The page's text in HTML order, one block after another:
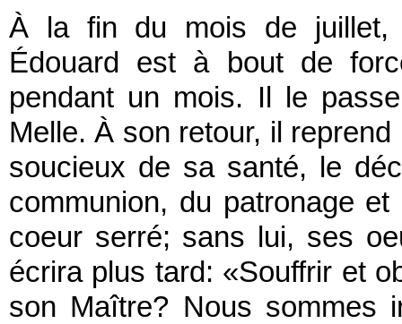
À la fin du mois de juillet,
Édouard est à bout de
pendant un mois. Il le
Melle. À son retour, il
soucieux de sa santé, le
communion, du patronage
coeur serré; sans lui, ses
écrira plus tard: «Souffrir et
son Maître? Nous sommes